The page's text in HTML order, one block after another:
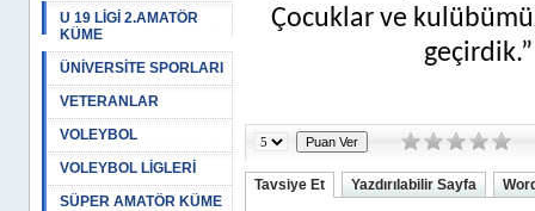
U 19 LİGİ 2.AMATÖR
KÜME
ÜNİVERSİTE SPORLARI
VETERANLAR
VOLEYBOL
VOLEYBOL LİGLERİ
SÜPER AMATÖR KÜME
Çocuklar ve
Tavsiye Et Yazdırılabilir Sayfa